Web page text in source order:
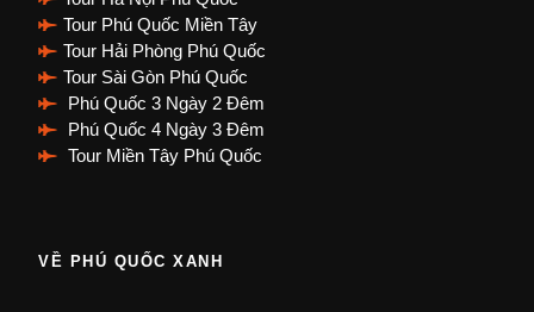
Tour Phú Quốc Miền Tây
Tour Hải Phòng Phú Quốc
Tour Sài Gòn Phú Quốc
Phú Quốc 3 Ngày 2 Đêm
Phú Quốc 4 Ngày 3 Đêm
Tour Miền Tây Phú Quốc
VỀ PHÚ QUỐC XANH